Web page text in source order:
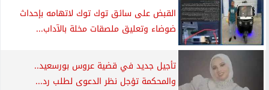
القبض على سائق توك توك لاتهامه بإحداث
ضوضاء وتعليق ملصقات مخلة بالآداب...
تأجيل جديد في قضية عروس بورسعيد..
والمحكمة تؤجل نظر الدعوى لطلب رد...